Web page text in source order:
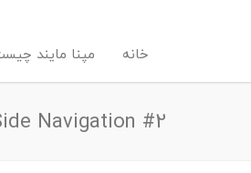
خانه مپنا مایند
Navigation #2